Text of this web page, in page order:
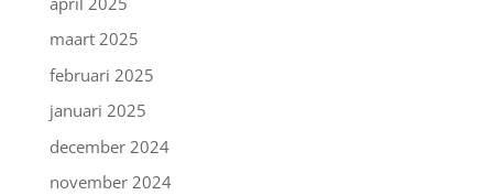
maart 2025
februari 2025
januari 2025
december 2024
november 2024